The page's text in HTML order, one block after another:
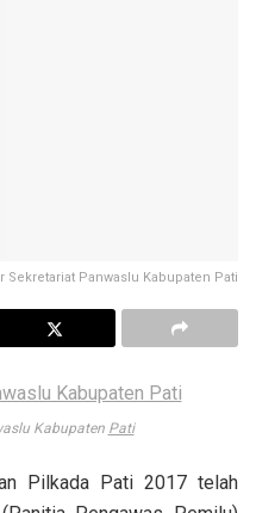
Sekretariat Panwaslu Kabupaten Pati
Kabupaten Pati
Pilkada Pati 2017 telah